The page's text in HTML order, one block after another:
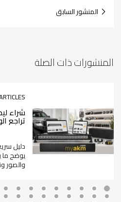
المنشور السابق
المنشورات ذات الصلة
شراء
تراجع
قبل
دليل
يوضح ما
والصور